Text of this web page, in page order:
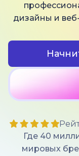
дизайны и
Где 40
мировых